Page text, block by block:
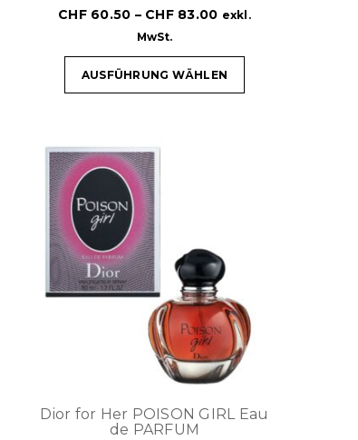
CHF60.50 – CHF83.00 exkl.
MwSt.
AUSFÜHRUNG WÄHLEN
Dior for Her POISON GIRL Eau
de PARFUM